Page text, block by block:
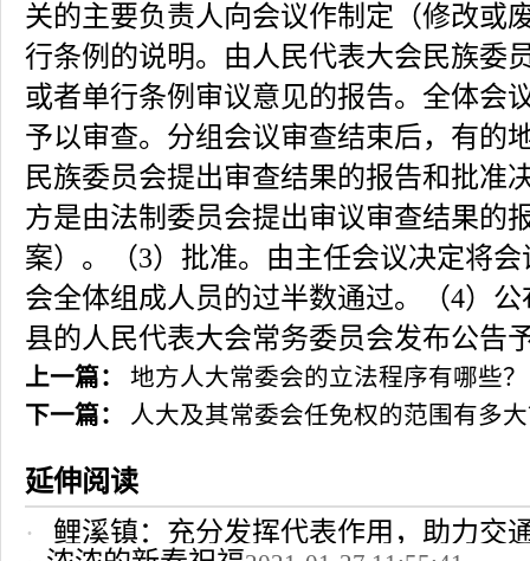
关的主要负责人向会议作制定（修改或
行条例的说明。由人民代表大会民族委
或者单行条例审议意见的报告。全体会
予以审查。分组会议审查结束后，有的
民族委员会提出审查结果的报告和批准
方是由法制委员会提出审议审查结果的
案）。（3）批准。由主任会议决定将
会全体组成人员的过半数通过。（4）
县的人民代表大会常务委员会发布公告
上一篇：
地方人大常委会的立法程序有哪些？
下一篇：
人大及其常委会任免权的范围有多
延伸阅读
鲤溪镇：充分发挥代表作用，助力交